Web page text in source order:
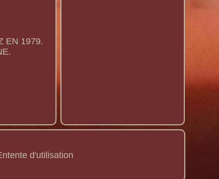
EN 1979.
d'utilisation